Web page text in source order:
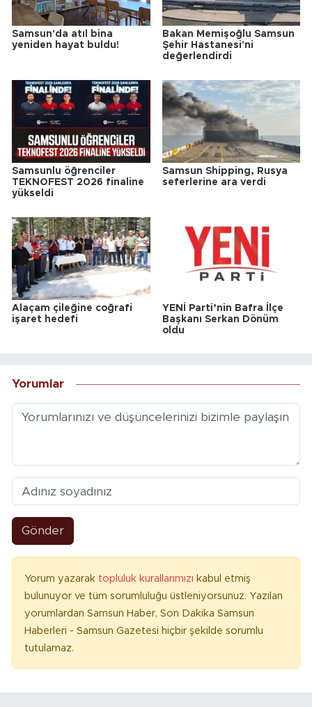
Samsun'da atıl bina
yeniden hayat buldu!
Bakan Memişoğlu Samsun
Şehir Hastanesi'ni
değerlendirdi
Samsunlu öğrenciler
TEKNOFEST 2026 finaline
yükseldi
Samsun Shipping, Rusya
seferlerine ara verdi
Alaçam çileğine coğrafi
işaret hedefi
YENİ Parti’nin Bafra İlçe
Başkanı Serkan Dönüm
oldu
Yorumlar
Gönder
Yorum yazarak topluluk kurallarımızı kabul etmiş
bulunuyor ve tüm sorumluluğu üstleniyorsunuz. Yazılan
yorumlardan Samsun Haber, Son Dakika Samsun
Haberleri - Samsun Gazetesi hiçbir şekilde sorumlu
tutulamaz.